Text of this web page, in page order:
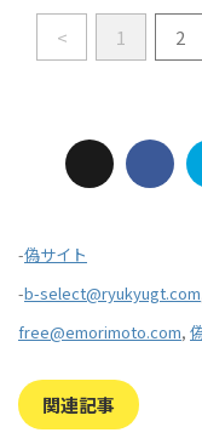
< 1 2
-偽サイト
-b-select@ryukyugt.com
free@emorimoto.com,
関連記事